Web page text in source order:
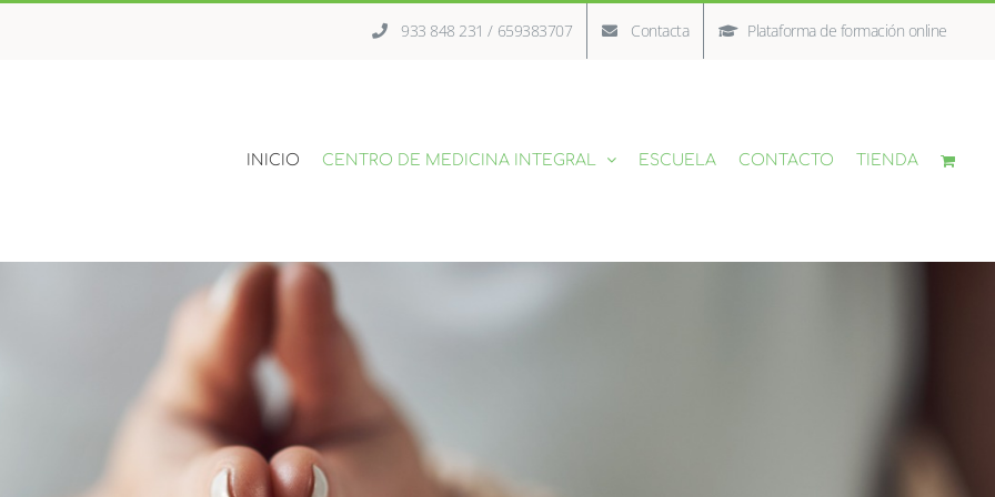
933 848 231 / 659383707 Contacta Plataforma de formación online
INICIO CENTRO DE MEDICINA INTEGRAL ESCUELA CONTACTO TIENDA